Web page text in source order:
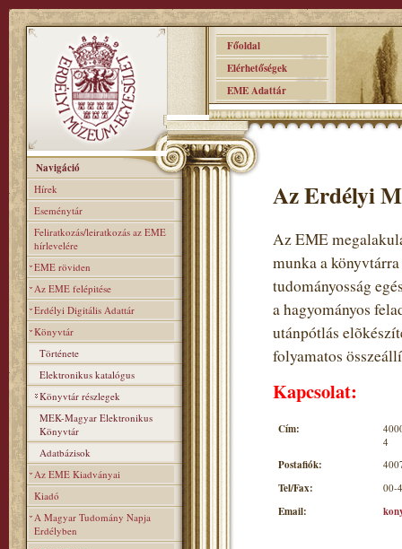
Főoldal
Elérhetőségek
EME Adattár
Navigáció
Hírek
Eseménytár
Feliratkozás/leiratkozás az EME
hírlevelére
EME röviden
Az EME felépitése
Erdélyi Digitális Adattár
Könyvtár
Története
Elektronikus katalógus
Könyvtár részlegek
MEK-Magyar Elektronikus
Könyvtár
Adatbázisok
Az EME Kiadványai
Kiadó
A Magyar Tudomány Napja
Erdélyben
Az Erdélyi
Az EME
munka a
tudományosság
a hagyományos
utánpótlás
folyamatos
Kapcsolat:
Cím:
4
Postafiók:
Tel/Fax: 00-
Email: